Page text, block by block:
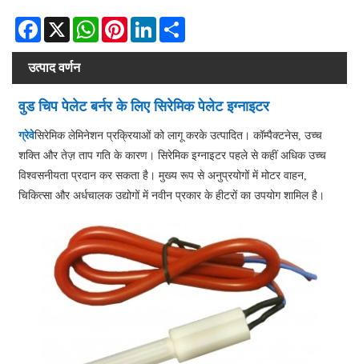
Facebook
X WhatsAppPinterestLinkedIn
उत्पाद वर्णन
वुड चिप पेलेट बर्नर के लिए सिरेमिक पेलेट इग्नाइटर
ग्रेवेसिरेमिक लेमिनेशन प्रक्रियाओं को लागू करके उत्पादित। कॉम्पैक्टनेस, उच्च
शक्ति और तेज़ ताप गति के कारण। सिरेमिक इग्नाइटर पहले से कहीं अधिक उच्च
विश्वसनीयता प्रदान कर सकता है। मुख्य रूप से अनुप्रयोगों में मोटर वाहन,
चिकित्सा और अर्धचालक उद्योगों में नवीन प्रकार के हीटरों का उपयोग शामिल है।